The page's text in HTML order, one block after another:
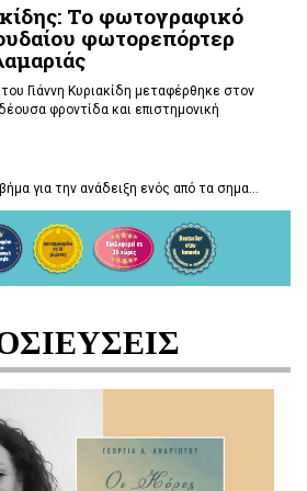
Το φωτογραφικό
φωτορεπόρτερ
Γιάννη Κυριακίδη μεταφέρθηκε στον
φροντίδα και επιστημονική
για την ανάδειξη ενός από τα σημα...